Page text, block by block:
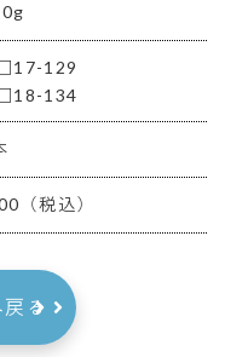
129
134
（税込）
る